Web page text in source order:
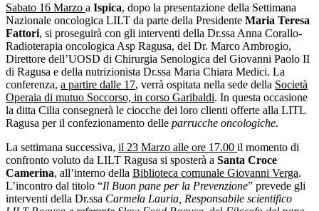
Sabato 16 Marzo a Ispica, dopo la presentazione della Settimana
Nazionale oncologica LILT da parte della Presidente Maria Teresa
Fattori, si proseguirà con gli interventi della Dr.ssa Anna Corallo-
Radioterapia oncologica Asp Ragusa, del Dr. Marco Ambrogio,
Direttore dell’UOSD di Chirurgia Senologica del Giovanni Paolo II
di Ragusa e della nutrizionista Dr.ssa Maria Chiara Medici. La
conferenza, a partire dalle 17, verrà ospitata nella sede della Società
Operaia di mutuo Soccorso, in corso Garibaldi. In questa occasione
la ditta Cilia consegnerà le ciocche dei loro clienti offerte alla LITL
Ragusa per il confezionamento delle parrucche oncologiche.
La settimana successiva, il 23 Marzo alle ore 17.00 il momento di
confronto voluto da LILT Ragusa si sposterà a Santa Croce
Camerina, all’interno della Biblioteca comunale Giovanni Verga.
L’incontro dal titolo “Il Buon pane per la Prevenzione” prevede gli
interventi della Dr.ssa Carmela Lauria, Responsabile scientifico